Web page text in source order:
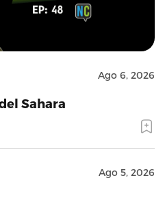
Ago 6, 2026
Sahara
Ago 5, 2026